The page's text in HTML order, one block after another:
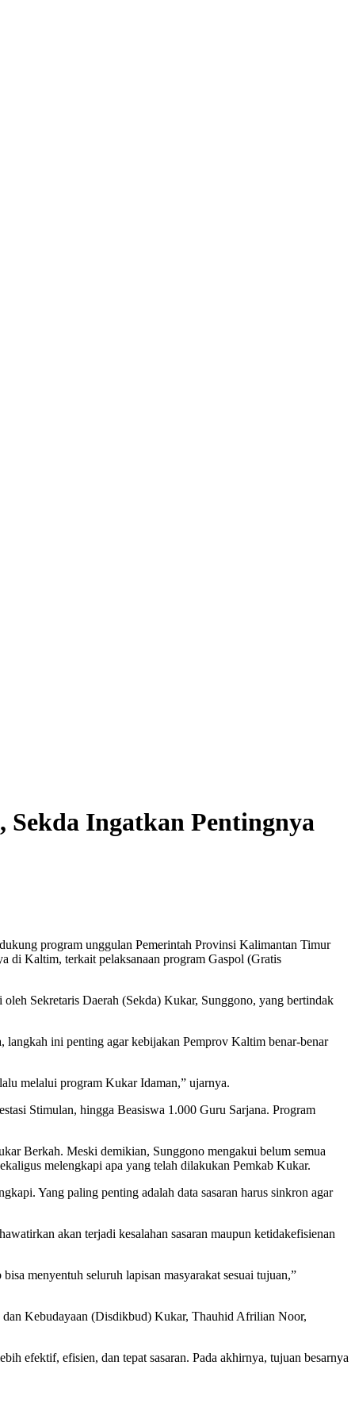
Sekda Ingatkan Pentingnya
program unggulan Pemerintah Provinsi Kalimantan Timur
di Kaltim, terkait pelaksanaan program Gaspol (Gratis
Sekretaris Daerah (Sekda) Kukar, Sunggono, yang bertindak
langkah ini penting agar kebijakan Pemprov Kaltim benar-benar
melalui program Kukar Idaman,” ujarnya.
Stimulan, hingga Beasiswa 1.000 Guru Sarjana. Program
Berkah. Meski demikian, Sunggono mengakui belum semua
melengkapi apa yang telah dilakukan Pemkab Kukar.
Yang paling penting adalah data sasaran harus sinkron agar
akan terjadi kesalahan sasaran maupun ketidakefisienan
menyentuh seluruh lapisan masyarakat sesuai tujuan,”
dan Kebudayaan (Disdikbud) Kukar, Thauhid Afrilian Noor,
efektif, efisien, dan tepat sasaran. Pada akhirnya, tujuan besarnya